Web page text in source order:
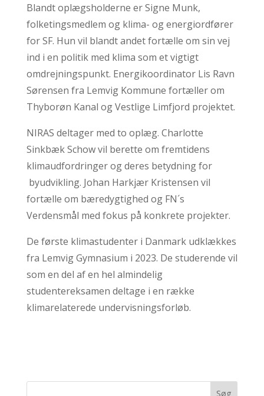
Blandt oplægsholderne er Signe Munk,
folketingsmedlem og klima- og energiordfører
for SF. Hun vil blandt andet fortælle om sin vej
ind i en politik med klima som et vigtigt
omdrejningspunkt. Energikoordinator Lis Ravn
Sørensen fra Lemvig Kommune fortæller om
Thyborøn Kanal og Vestlige Limfjord projektet.
NIRAS deltager med to oplæg. Charlotte
Sinkbæk Schow vil berette om fremtidens
klimaudfordringer og deres betydning for
byudvikling. Johan Harkjær Kristensen vil
fortælle om bæredygtighed og FN´s
Verdensmål med fokus på konkrete projekter.
De første klimastudenter i Danmark udklækkes
fra Lemvig Gymnasium i 2023. De studerende vil
som en del af en hel almindelig
studentereksamen deltage i en række
klimarelaterede undervisningsforløb.